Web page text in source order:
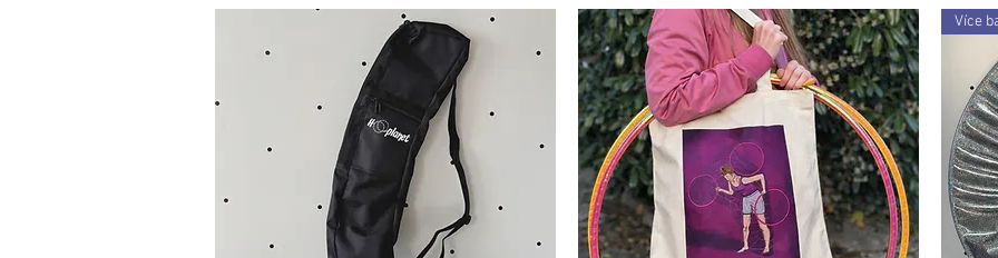
Více